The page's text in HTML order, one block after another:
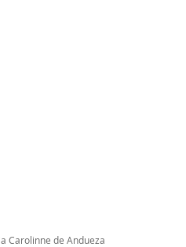
Carolinne de Andueza